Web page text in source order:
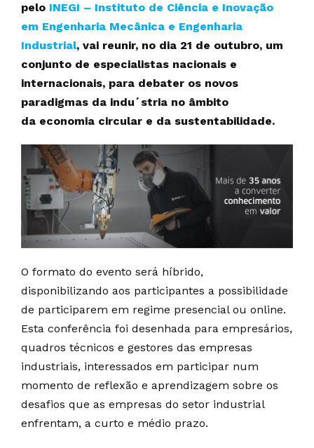
pelo INEGI – Instituto de Ciência e Inovação
em Engenharia Mecânica e Engenharia
Industrial, vai reunir, no dia 21 de outubro, um
conjunto de especialistas nacionais e
internacionais, para debater os novos
paradigmas da indu´stria no âmbito
da economia circular e da sustentabilidade.
O formato do evento será híbrido,
disponibilizando aos participantes a possibilidade
de participarem em regime presencial ou online.
Esta conferência foi desenhada para empresários,
quadros técnicos e gestores das empresas
industriais, interessados em participar num
momento de reflexão e aprendizagem sobre os
desafios que as empresas do setor industrial
enfrentam, a curto e médio prazo.